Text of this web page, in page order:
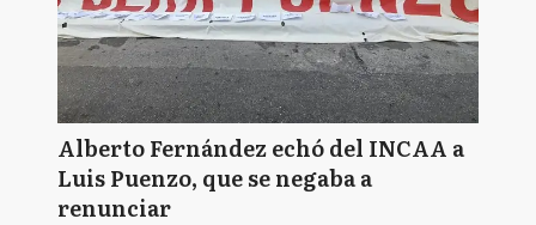
Alberto Fernández echó del INCAA a
Luis Puenzo, que se negaba a
renunciar